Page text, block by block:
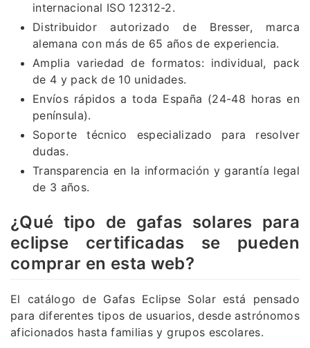
internacional ISO 12312-2.
Distribuidor autorizado de Bresser, marca
alemana con más de 65 años de experiencia.
Amplia variedad de formatos: individual, pack
de 4 y pack de 10 unidades.
Envíos rápidos a toda España (24-48 horas en
península).
Soporte técnico especializado para resolver
dudas.
Transparencia en la información y garantía legal
de 3 años.
¿Qué tipo de gafas solares para
eclipse certificadas se pueden
comprar en esta web?
El catálogo de Gafas Eclipse Solar está pensado
para diferentes tipos de usuarios, desde astrónomos
aficionados hasta familias y grupos escolares.